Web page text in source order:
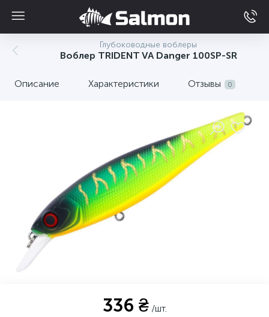
Глубоководные воблеры
Воблер TRIDENT VA Danger 100SP-SR
Описание Характеристики Отзывы 0
336 ₴ /шт.